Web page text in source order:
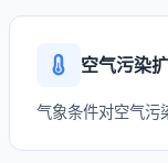
空气污染
气象条件对空气污